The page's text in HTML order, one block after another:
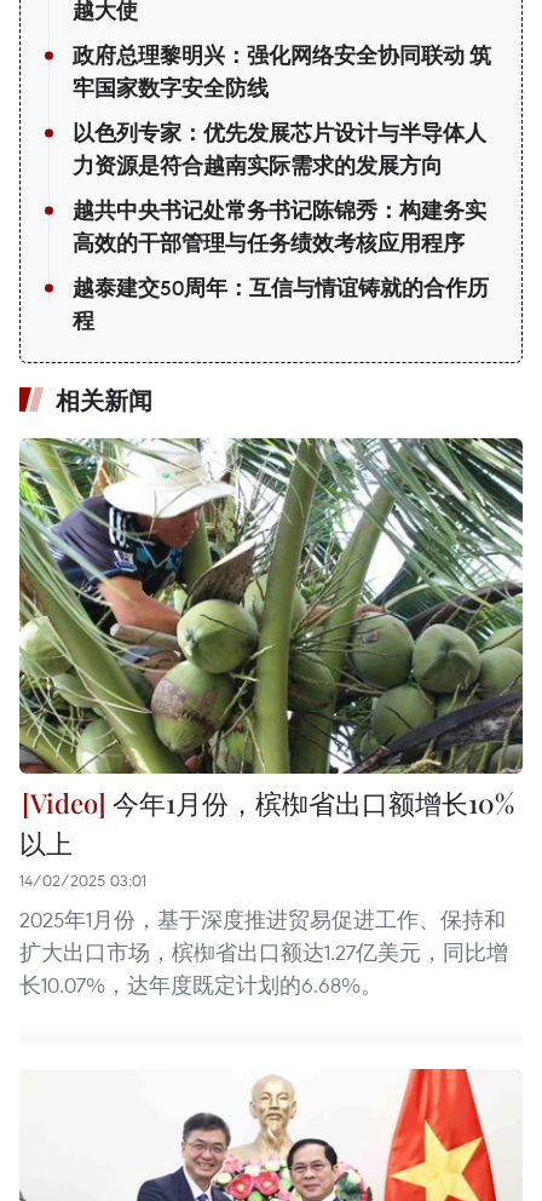
越大使
政府总理黎明兴：强化网络安全协同联动 筑
牢国家数字安全防线
以色列专家：优先发展芯片设计与半导体人
力资源是符合越南实际需求的发展方向
越共中央书记处常务书记陈锦秀：构建务实
高效的干部管理与任务绩效考核应用程序
越泰建交50周年：互信与情谊铸就的合作历
程
相关新闻
今年1月份，槟椥省出口额增长10%
以上
14/02/2025 03:01
2025年1月份，基于深度推进贸易促进工作、保持和
扩大出口市场，槟椥省出口额达1.27亿美元，同比增
长10.07%，达年度既定计划的6.68%。